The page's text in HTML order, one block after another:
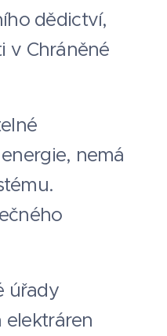
dědictví,
v Chráněné
nemá
úřady